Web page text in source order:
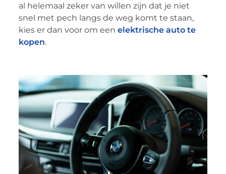
al helemaal zeker van willen zijn dat je niet
snel met pech langs de weg komt te staan,
kies er dan voor om een elektrische auto te
kopen.